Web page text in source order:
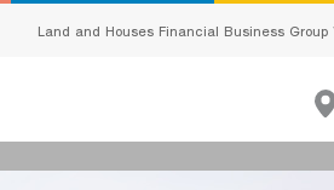
Land and Houses Financial Business Group